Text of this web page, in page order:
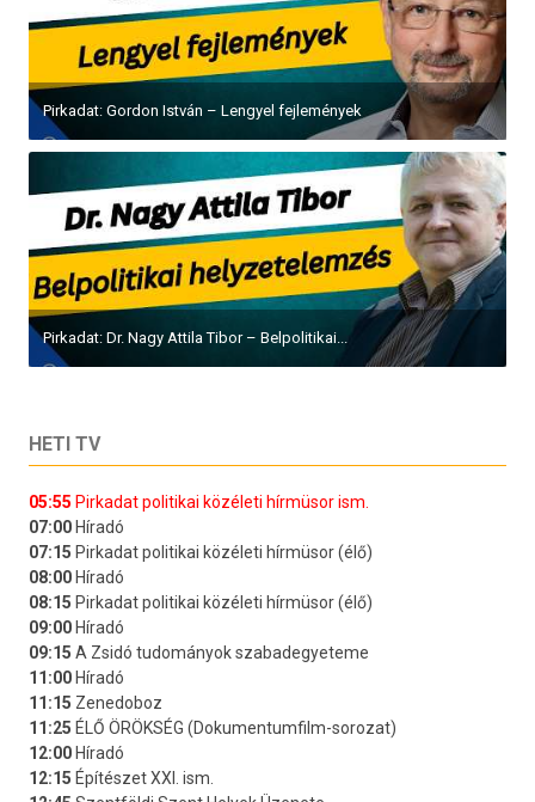
Pirkadat: Gordon István – Lengyel fejlemények
Pirkadat: Dr. Nagy Attila Tibor – Belpolitikai...
HETI TV